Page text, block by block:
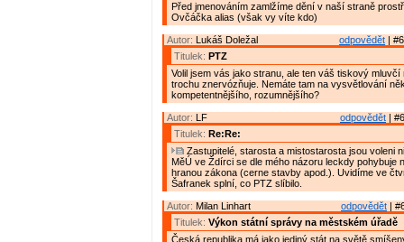
Před jmenováním zamlžíme dění v naší straně
Ovčáčka alias (však vy víte kdo)
odpovědět |
Autor: Lukáš Doležal
Titulek: PTZ
Volil jsem vás jako stranu, ale ten váš tiskový
trochu znervózňuje. Nemáte tam na vysvětlování
kompetentnějšího, rozumnějšího?
odpovědět |
Autor: LF
Titulek: Re:Re:
Zastupitelé, starosta a mistostarosta jsou voleni
MěÚ ve Ždírci se dle mého názoru leckdy pohybuje
hranou zákona (cerne stavby apod.). Uvidíme ve
Šafranek splní, co PTZ slíbilo.
odpovědět |
Autor: Milan Linhart
Titulek: Výkon státní správy na městském úřadě
Česká republika má jako jediný stát na světě